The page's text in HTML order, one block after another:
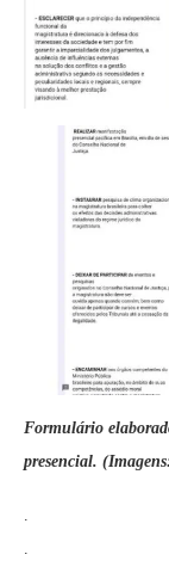
Formulário
presencial.
.
.